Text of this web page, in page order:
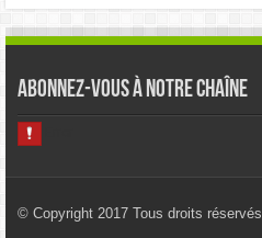
Abonnez-vous à notre chaîne
© Copyright 2017 Tous droits réservés